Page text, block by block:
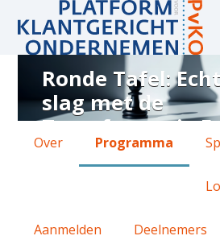
Programma
van
Ronde
Tafel:
Ronde Tafel:
slag met de
Transformatie
vrijdag 10 juli 2026 van
Over Programma
Aanmelden Deelnemers